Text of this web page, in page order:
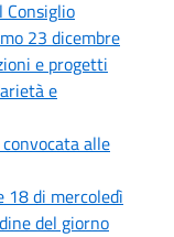
Consiglio
23 dicembre
e progetti
e
alle
18 di mercoledì
del giorno